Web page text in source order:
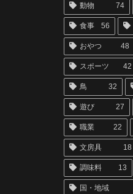
動物 74
食事 56
おやつ 48
スポーツ 42
鳥 32
遊び 27
職業 22
文房具 18
調味料 13
国・地域